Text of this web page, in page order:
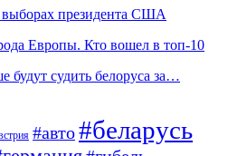
выборах президента США
Европы. Кто вошел в топ-10
судить белоруса за…
#авто#беларусь